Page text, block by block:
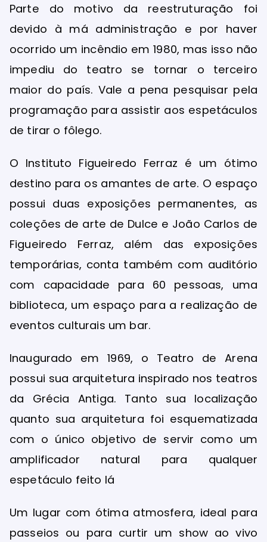
Parte do motivo da reestruturação foi
devido à má administração e por haver
ocorrido um incêndio em 1980, mas isso não
impediu do teatro se tornar o terceiro
maior do país. Vale a pena pesquisar pela
programação para assistir aos espetáculos
de tirar o fôlego.
O Instituto Figueiredo Ferraz é um ótimo
destino para os amantes de arte. O espaço
possui duas exposições permanentes, as
coleções de arte de Dulce e João Carlos de
Figueiredo Ferraz, além das exposições
temporárias, conta também com auditório
com capacidade para 60 pessoas, uma
biblioteca, um espaço para a realização de
eventos culturais um bar.
Inaugurado em 1969, o Teatro de Arena
possui sua arquitetura inspirado nos teatros
da Grécia Antiga. Tanto sua localização
quanto sua arquitetura foi esquematizada
com o único objetivo de servir como um
amplificador natural para qualquer
espetáculo feito lá
Um lugar com ótima atmosfera, ideal para
passeios ou para curtir um show ao vivo